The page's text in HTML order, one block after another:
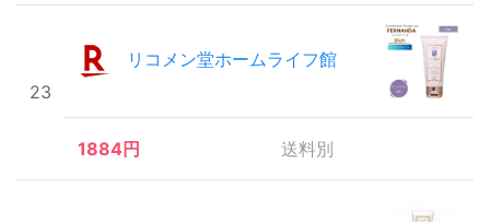
23
リコメン堂ホームライフ館
1884円 送料別